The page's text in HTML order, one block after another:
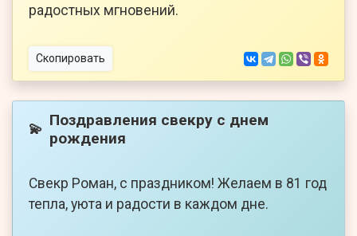
радостных мгновений.
Скопировать
💫 Поздравления свекру с днем
рождения
Свекр Роман, с праздником! Желаем в 81 год
тепла, уюта и радости в каждом дне.